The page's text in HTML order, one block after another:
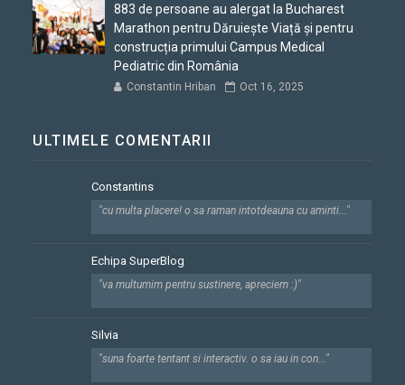
883 de persoane au alergat la Bucharest
Marathon pentru Dăruiește Viață și pentru
construcția primului Campus Medical
Pediatric din România
Constantin Hriban Oct 16, 2025
ULTIMELE COMENTARII
Constantins
"cu multa placere! o sa raman intotdeauna cu aminti..."
Echipa SuperBlog
"va multumim pentru sustinere, apreciem :)"
Silvia
"suna foarte tentant si interactiv. o sa iau in con..."